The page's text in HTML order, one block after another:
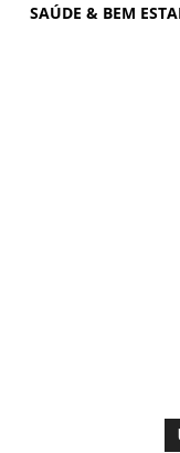
SAÚDE & BEM